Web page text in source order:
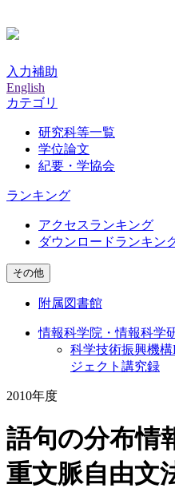
入力補助
English
カテゴリ
研究科等一覧
学位論文
紀要・学協会
ランキング
アクセスランキング
ダウンロードランキン
その他
附属図書館
情報科学院・情報科学
科学技術振興機
ジェクト講究録
2010年度
語句の分布情
重文脈自由文